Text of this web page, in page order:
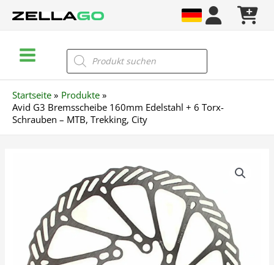
Inhalt
Menu
Products
search
Startseite
Produkte
Avid G3 Bremsscheibe 160mm Edelstahl + 6 Torx-
Schrauben – MTB, Trekking, City
Bremsscheibe
Edelstahl
Torx-